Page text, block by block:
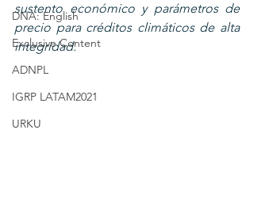
DNA: English
Exclusive Content
ADNPL
IGRP LATAM2021
URKU
sustento económico y parámetros de
precio para créditos climáticos de alta
integridad.